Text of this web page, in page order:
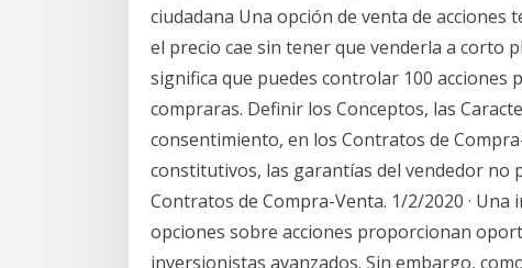
ciudadana Una opción de venta de
el precio cae sin tener que venderla a corto
significa que puedes controlar 100 acciones
compraras. Definir los Conceptos, las
consentimiento, en los Contratos de
constitutivos, las garantías del vendedor no
Contratos de Compra-Venta. 1/2/2020 ·
opciones sobre acciones proporcionan
inversionistas avanzados. Sin embargo,